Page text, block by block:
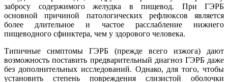
забросу содержимого желудка в пищевод. При ГЭРБ
основной причиной патологических рефлюксов является
более длительное и частое расслабление нижнего
пищеводного сфинктера, чем у здорового человека.
Типичные симптомы ГЭРБ (прежде всего изжога) дают
возможность поставить предварительный диагноз ГЭРБ даже
без дополнительных исследований. Однако, для того, чтобы
установить степень повреждения слизистой оболочки